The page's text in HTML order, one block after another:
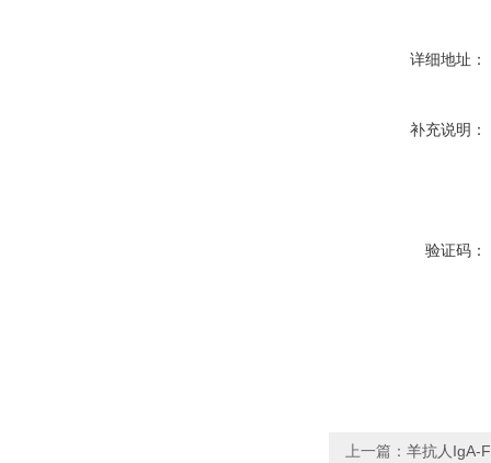
详细地址：
补充说明：
验证码：
上一篇： 羊抗人IgA-